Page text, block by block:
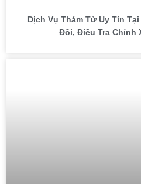
Dịch Vụ Thám Tử Uy Tín
Đối, Điều Tra Chính